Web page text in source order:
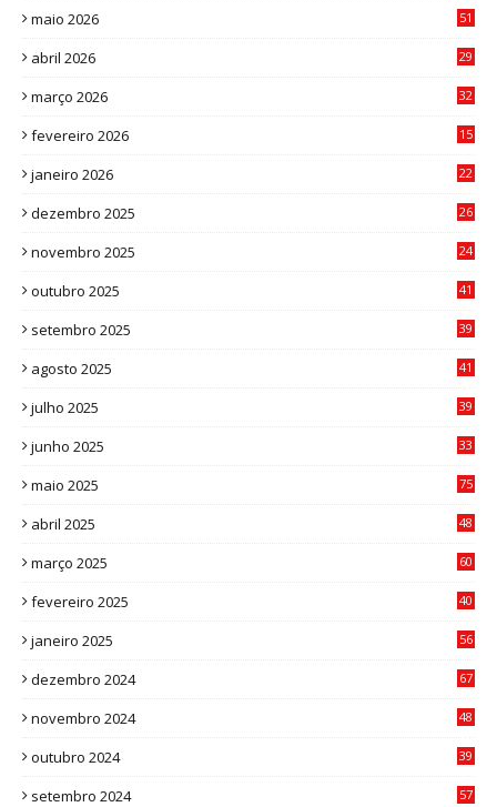
maio 2026
51
abril 2026
29
março 2026
32
fevereiro 2026
15
janeiro 2026
22
dezembro 2025
26
novembro 2025
24
outubro 2025
41
setembro 2025
39
agosto 2025
41
julho 2025
39
junho 2025
33
maio 2025 75
abril 2025
48
março 2025
60
fevereiro 2025
40
janeiro 2025
56
dezembro 2024
67
novembro 2024
48
outubro 2024
39
setembro 2024
57